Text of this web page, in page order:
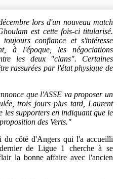
lors d'un nouveau match
est cette fois-ci titularisé.
confiance et s'intéresse
à l'époque, les négociations
les deux "clans". Certaines
rassurées par l'état physique de
que l'ASSE va proposer un
trois jours plus tard, Laurent
supporters en indiquant que le
des Verts."
du côté d'Angers qui l'a accueilli
de Ligue 1 cherche à se
la bonne affaire avec l'ancien